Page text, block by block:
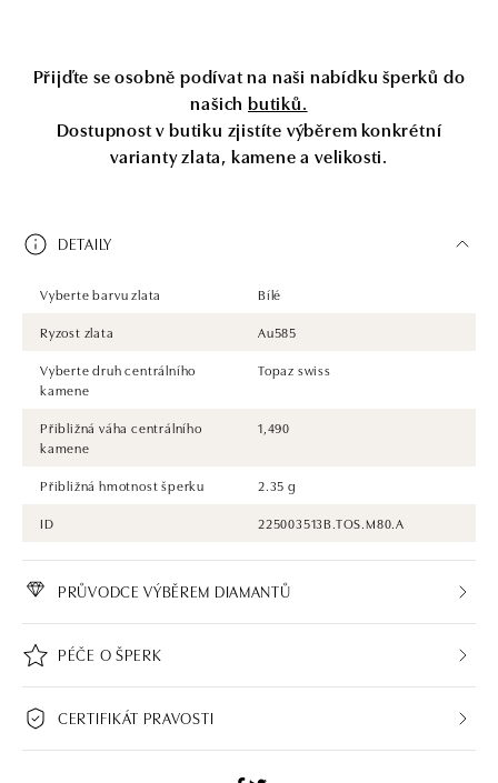
Přijďte se osobně podívat na naši nabídku šperků do
našich butiků.
Dostupnost v butiku zjistíte výběrem konkrétní
varianty zlata, kamene a velikosti.
DETAILY
Vyberte barvu zlata
Bílé
Ryzost zlata
Au585
Vyberte druh centrálního
kamene
Topaz swiss
Přibližná váha centrálního
kamene
1,490
Přibližná hmotnost šperku
2.35 g
ID
225003513B.TOS.M80.A
PRŮVODCE VÝBĚREM DIAMANTŮ
PÉČE O ŠPERK
CERTIFIKÁT PRAVOSTI